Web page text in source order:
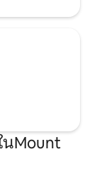
Mount